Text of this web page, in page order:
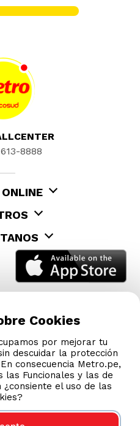
8888
Cookies
por mejorar tu
descuidar la protección
consecuencia Metro.pe,
las Funcionales y las de
el uso de las